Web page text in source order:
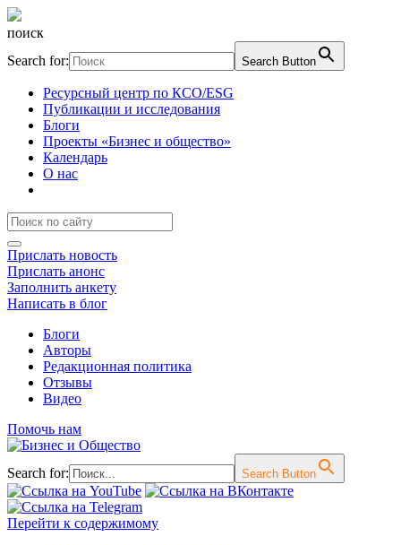
поиск
Search for:
Search Button
Ресурсный центр по КСО/ESG
Публикации и исследования
Блоги
Проекты «Бизнес и общество»
Календарь
О нас
Прислать новость
Прислать анонс
Заполнить анкету
Написать в блог
Блоги
Авторы
Редакционная политика
Отзывы
Видео
Помочь нам
Search for: Search Button
Перейти к содержимому